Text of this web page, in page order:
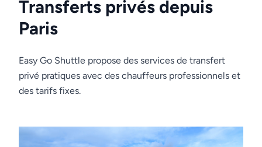
Transferts privés depuis
Paris
Easy Go Shuttle propose des services de transfert
privé pratiques avec des chauffeurs professionnels et
des tarifs fixes.